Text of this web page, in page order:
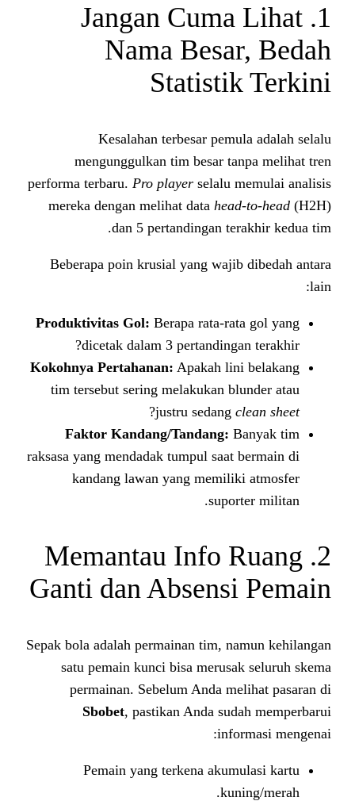
1. Jangan
Nama
Kesalahan terbesar
mengunggulkan tim besar
performa terbaru.Pro playerselalu
mereka dengan melihat data
dan 5 pertandingan
Beberapa poin krusial yang
Produktivitas Gol: Berapa rata-
dicetak dalam 3
Kokohnya Pertahanan:Apakah
tim tersebut sering melakukan
justru sedang
?
Faktor Kandang/Tandang:
raksasa yang mendadak tumpul
kandang lawan yang
2. Memantau Info
Ganti dan
Sepak bola adalah permainan tim,
satu pemain kunci bisa
permainan. Sebelum Anda
Sbobet, pastikan Anda
Pemain yang terkena